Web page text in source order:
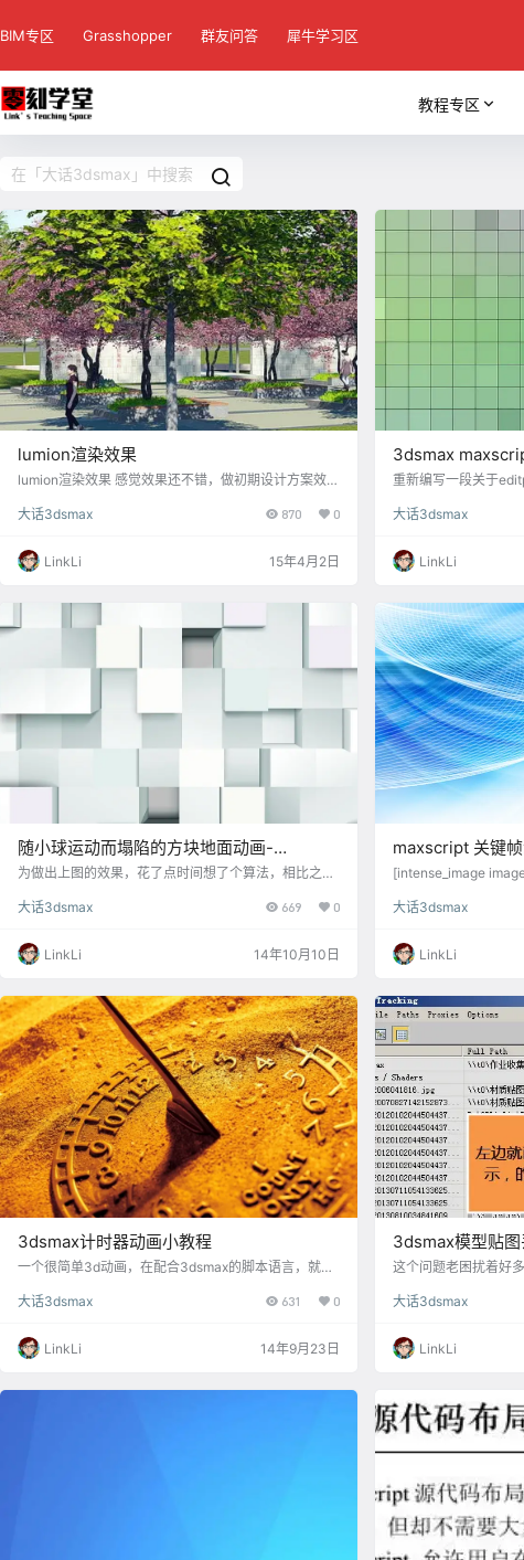
BIM专区 Grasshopper 群友问答 犀牛学习区
教程专区
lumion渲染效果
lumion渲染效果 感觉效果还不错，做初期设计方案效果
大话3dsmax
870 0
LinkLi 15年4月2日
3dsmax
面小脚本
重新编写一段关于
赖数学运算而不是
进的算法就简练多了
几个参数就能得到各
量 k=32 --数组n的
大话3dsmax
LinkLi
随小球运动而塌陷的方块地面动画-
maxscript
为做出上图的效果，花了点时间想了个算法，相比之前
新建空数组 u=1 --定义变量起始量为1 for t=0 to 100 d
nimate on--开启动画关键帧 at time t--在第t帧时做什
么 ( for a in selection do --在第t帧时执行for循…
大话3dsmax 669 0
LinkLi 14年10月10日
maxscript 关键
成动画
[intense_image
法 算法解释：
2，在递增的关键帧中
（指的是选择的方块
大话3dsmax
LinkLi
3dsmax计时器动画小教程
一个很简单3d动画，在配合3dsmax的脚本语言，就算
eurl="http://image16-c.poco.cn/mypoco/myphoto/2
o/myphoto/20140923/15/5616515920140923153…
大话3dsmax 631 0
LinkLi 14年9月23日
3dsmax模型贴
这个问题老困扰着好
教程吧，真有问题直
篇文章吧《分享一个
插件-场景助手》《如
大话3dsmax
LinkLi